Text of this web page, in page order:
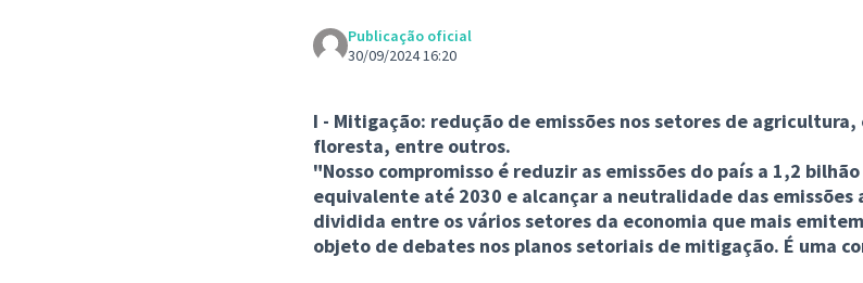
Publicação oficial
30/09/2024 16:20
I - Mitigação: redução de emissões nos setores de
floresta, entre outros.
"Nosso compromisso é reduzir as emissões do país a 1,2
equivalente até 2030 e alcançar a neutralidade das emissões
dividida entre os vários setores da economia que mais
objeto de debates nos planos setoriais de mitigação. É uma